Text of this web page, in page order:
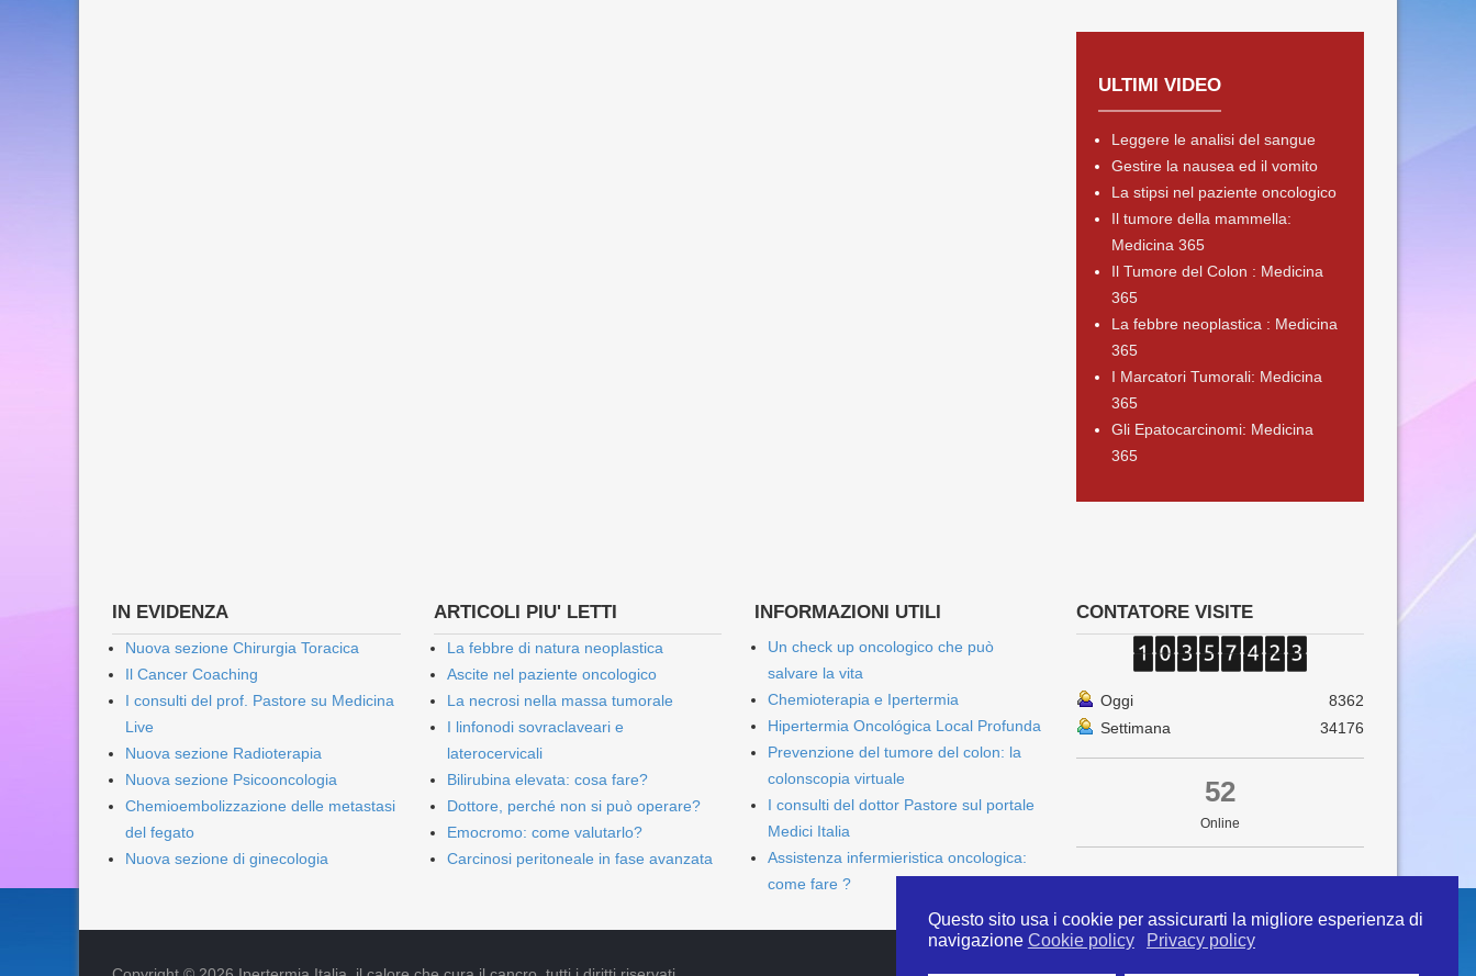
Questo sito usa i cookie per assicurarti la migliore esperienza di
navigazione Cookie policy Privacy policy
ULTIMI VIDEO
Leggere le analisi del sangue
Gestire la nausea ed il vomito
La stipsi nel paziente oncologico
Il tumore della mammella:
Medicina 365
Il Tumore del Colon : Medicina
365
La febbre neoplastica : Medicina
365
I Marcatori Tumorali: Medicina
365
Gli Epatocarcinomi: Medicina
365
IN EVIDENZA
Nuova sezione Chirurgia Toracica
Il Cancer Coaching
I consulti del prof. Pastore su Medicina
Live
Nuova sezione Radioterapia
Nuova sezione Psicooncologia
Chemioembolizzazione delle metastasi
del fegato
Nuova sezione di ginecologia
ARTICOLI PIU' LETTI
La febbre di natura neoplastica
Ascite nel paziente oncologico
La necrosi nella massa tumorale
I linfonodi sovraclaveari e
laterocervicali
Bilirubina elevata: cosa fare?
Dottore, perché non si può operare?
Emocromo: come valutarlo?
Carcinosi peritoneale in fase avanzata
INFORMAZIONI UTILI
Un check up oncologico che può
salvare la vita
Chemioterapia e Ipertermia
Hipertermia Oncológica Local Profunda
Prevenzione del tumore del colon: la
colonscopia virtuale
I consulti del dottor Pastore sul portale
Medici Italia
Assistenza infermieristica oncologica:
come fare ?
CONTATORE VISITE
Oggi
8362
Settimana
34176
52
Online